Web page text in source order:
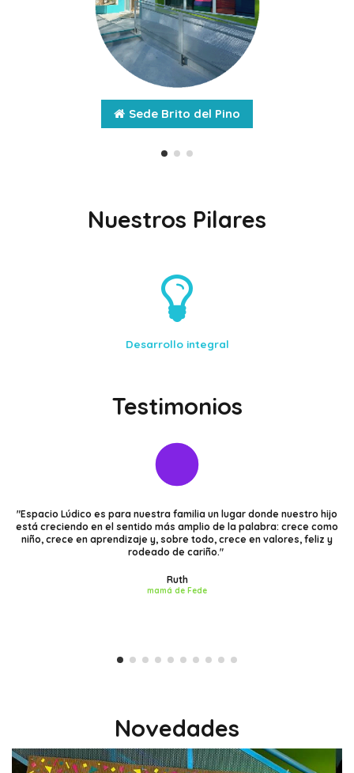
Nuestros Pilares
Ambientes enriquecidos
Testimonios
donde nuestro hijo
crece como
en valores, feliz y
"Desde los 6 meses a los 4 años, Joaquín concurrió
un grupo humano maravilloso siempre dispuesto
todo y a potenciar al niño en el aprendizaje sin
que es tan importante en esta
Novedades